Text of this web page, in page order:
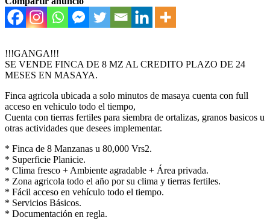
!!!GANGA!!!
SE VENDE FINCA DE 8 MZ AL CREDITO PLAZO DE 24
MESES EN MASAYA.
Finca agricola ubicada a solo minutos de masaya cuenta con full
acceso en vehiculo todo el tiempo,
Cuenta con tierras fertiles para siembra de ortalizas, granos basicos u
otras actividades que desees implementar.
* Finca de 8 Manzanas u 80,000 Vrs2.
* Superficie Planicie.
* Clima fresco + Ambiente agradable + Área privada.
* Zona agricola todo el año por su clima y tierras fertiles.
* Fácil acceso en vehículo todo el tiempo.
* Servicios Básicos.
* Documentación en regla.